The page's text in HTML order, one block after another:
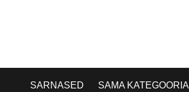
SARNASED SAMA